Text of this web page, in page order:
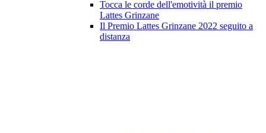
Tocca le corde dell'emotività il premio
Lattes Grinzane
Il Premio Lattes Grinzane 2022 seguito a
distanza